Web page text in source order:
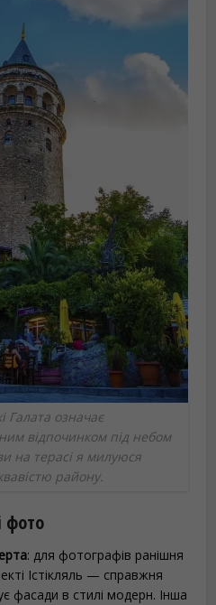
Галата означає
відпочинком під небом
на терасі я милуюся
району.
фото
: для фотографів ранішня
Істікляль — справжня
фасади в стилі модерн. Інша